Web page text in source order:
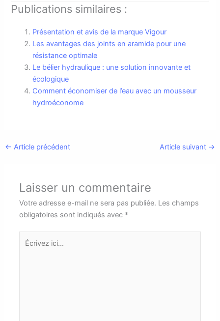
Publications similaires :
Présentation et avis de la marque Vigour
Les avantages des joints en aramide pour une
résistance optimale
Le bélier hydraulique : une solution innovante et
écologique
Comment économiser de l’eau avec un mousseur
hydroéconome
← Article précédent Article suivant →
Laisser un commentaire
Votre adresse e-mail ne sera pas publiée. Les champs
obligatoires sont indiqués avec *
Écrivez
ici…